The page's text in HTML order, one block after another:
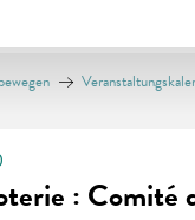
: Comité